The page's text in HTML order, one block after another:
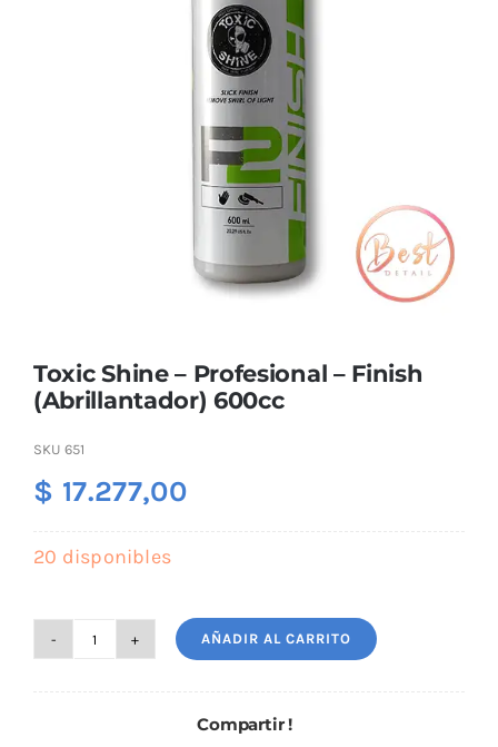
Marcas
Noticias
Toxic Shine – Profesional – Finish
(Abrillantador) 600cc
SKU 651
$ 17.277,00
20 disponibles
AÑADIR AL CARRITO
Compartir !